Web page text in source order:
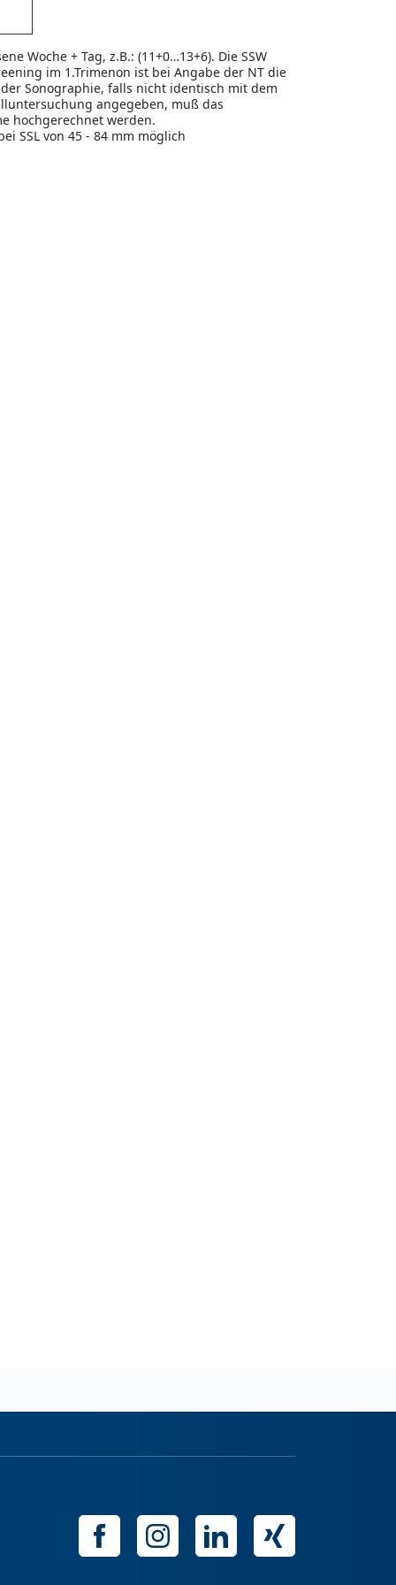
Woche + Tag, z.B.: (11+0…13+6). Die SSW
im 1.Trimenon ist bei Angabe der NT die
Sonographie, falls nicht identisch mit dem
angegeben, muß das
hochgerechnet werden.
SSL von 45 - 84 mm möglich